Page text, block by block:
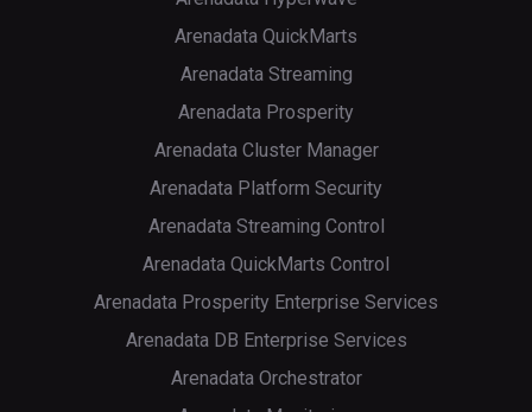
Arenadata QuickMarts
Arenadata Streaming
Arenadata Prosperity
Arenadata Cluster Manager
Arenadata Platform Security
Arenadata Streaming Control
Arenadata QuickMarts Control
Arenadata Prosperity Enterprise Services
Arenadata DB Enterprise Services
Arenadata Orchestrator